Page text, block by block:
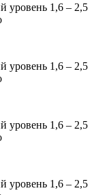
уровень 1,6 – 2,5
уровень 1,6 – 2,5
уровень 1,6 – 2,5
уровень 1,6 – 2,5